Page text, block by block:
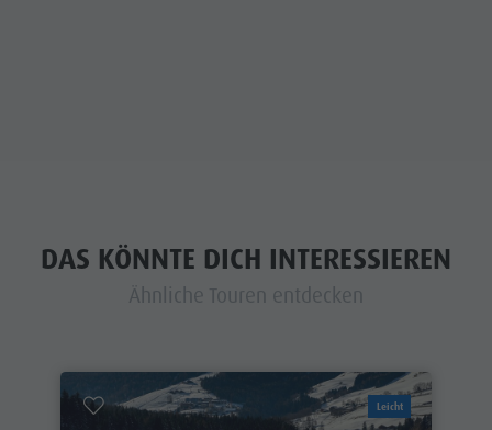
DAS KÖNNTE DICH INTERESSIEREN
Ähnliche Touren entdecken
Leicht